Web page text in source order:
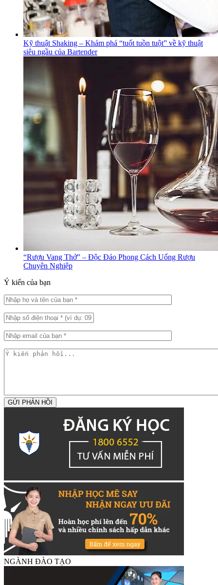
Kỹ thuật Shaking – Khám phá “tuốt tuồn tuột” về kỹ thuật
siêu ngầu của Bartender
“Rượu Vang Thở” – Độc Đáo Phong Cách Uống Rượu
Chuyên Nghiệp
Ý kiến của bạn
GỬI PHẢN HỒI
NGÀNH ĐÀO TẠO